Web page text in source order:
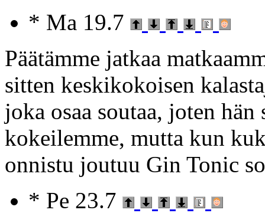
* Ma 19.7
Päätämme jatkaa
sitten keskikokoisen
joka osaa soutaa, joten
kokeilemme, mutta kun
onnistu joutuu Gin Tonic
* Pe 23.7